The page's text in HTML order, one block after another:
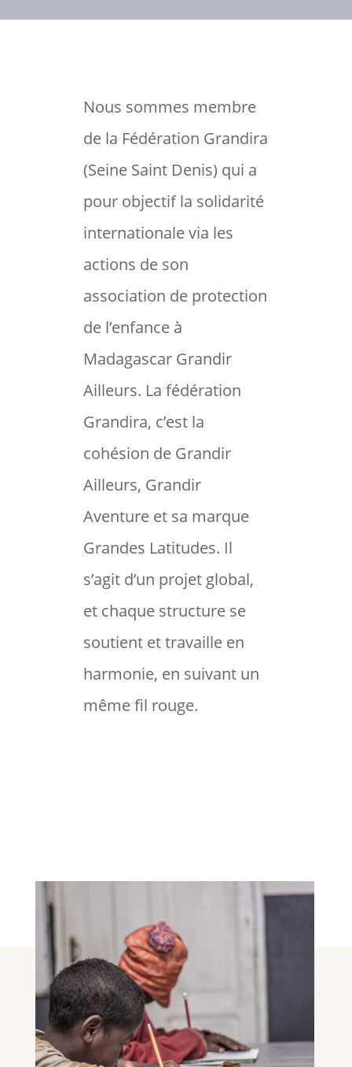
Nous sommes membre
de la Fédération Grandira
(Seine Saint Denis) qui a
pour objectif la solidarité
internationale via les
actions de son
association de protection
de l’enfance à
Madagascar Grandir
Ailleurs. La fédération
Grandira, c’est la
cohésion de Grandir
Ailleurs, Grandir
Aventure et sa marque
Grandes Latitudes. Il
s’agit d’un projet global,
et chaque structure se
soutient et travaille en
harmonie, en suivant un
même fil rouge.